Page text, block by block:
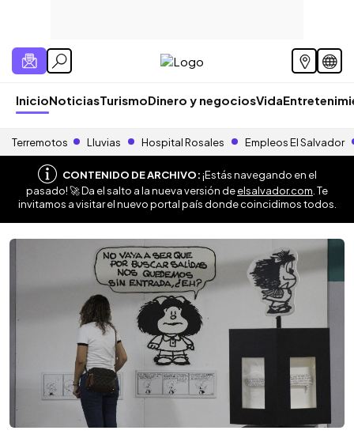
InicioNoticiasTurismoDinero y negociosVida
Terremotos Lluvias Hospital Rosales Empleos El Salvador
CONTENIDO DE ARCHIVO:¡Estás navegando en el
pasado! 🚀 Da el salto a la nueva versión deelsalvador.com . Te
invitamos a visitar el nuevo portal país donde coincidimos todos.